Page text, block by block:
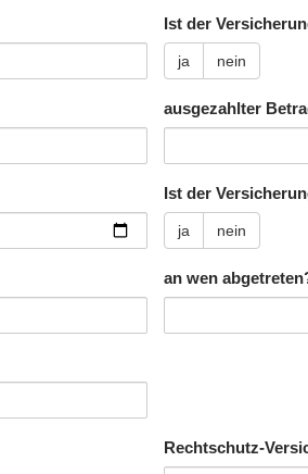
Ist der
ja nein
ausgezahlter
Ist der
ja nein
an wen
Rechtschutz-